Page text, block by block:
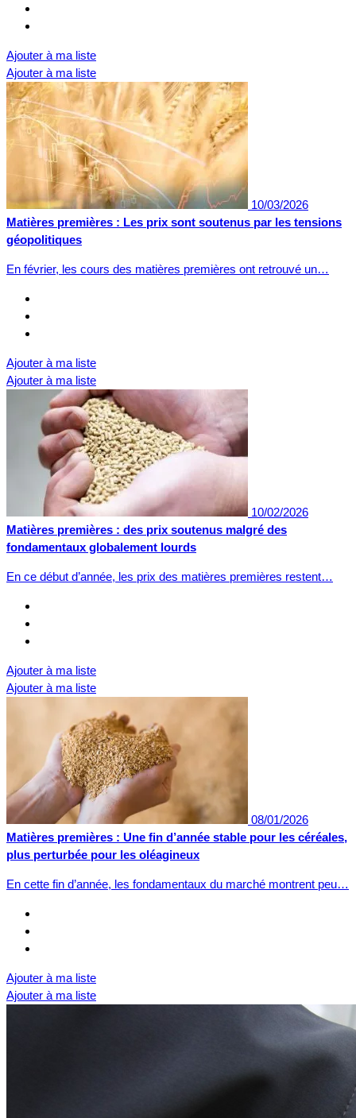
Ajouter à ma liste
Ajouter à ma liste
10/03/2026
Matières premières : Les prix sont soutenus par les tensions
géopolitiques
En février, les cours des matières premières ont retrouvé un…
Ajouter à ma liste
Ajouter à ma liste
10/02/2026
Matières premières : des prix soutenus malgré des
fondamentaux globalement lourds
En ce début d’année, les prix des matières premières restent…
Ajouter à ma liste
Ajouter à ma liste
08/01/2026
Matières premières : Une fin d’année stable pour les céréales,
plus perturbée pour les oléagineux
En cette fin d’année, les fondamentaux du marché montrent peu…
Ajouter à ma liste
Ajouter à ma liste